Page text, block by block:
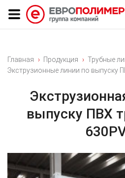
Главная Продукция Трубные
Экструзионные линии по выпуску
выпуску ПВХ